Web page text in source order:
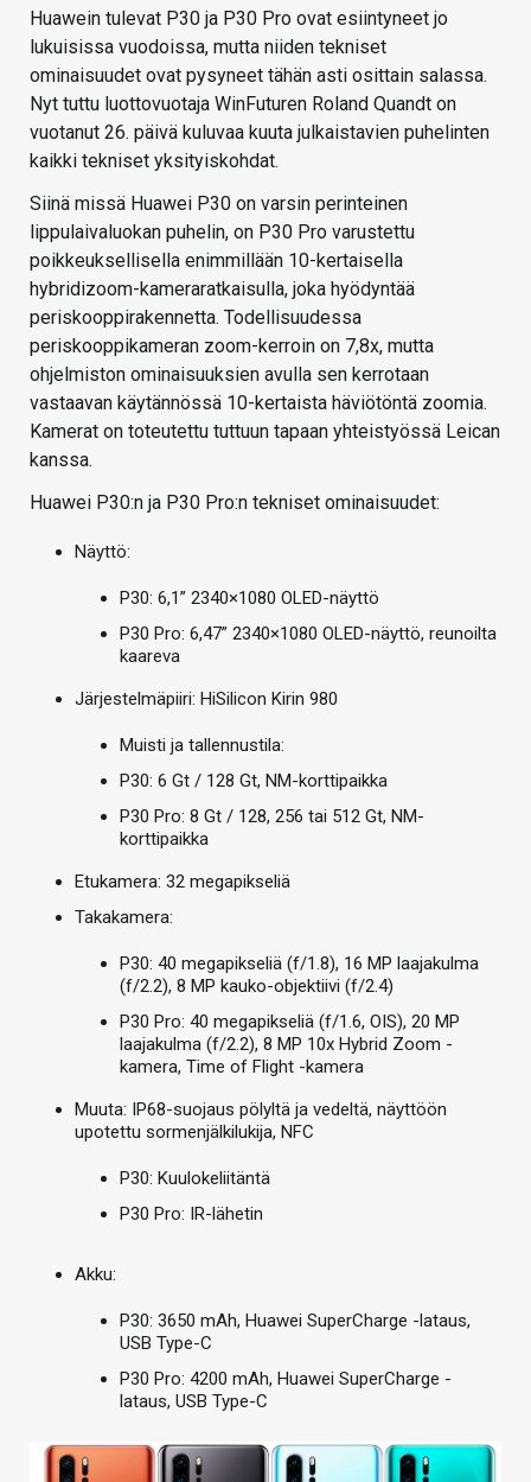
Huawein tulevat P30 ja P30 Pro ovat esiintyneet jo
lukuisissa vuodoissa, mutta niiden tekniset
ominaisuudet ovat pysyneet tähän asti osittain salassa.
Nyt tuttu luottovuotaja WinFuturen Roland Quandt on
vuotanut 26. päivä kuluvaa kuuta julkaistavien puhelinten
kaikki tekniset yksityiskohdat.
Siinä missä Huawei P30 on varsin perinteinen
lippulaivaluokan puhelin, on P30 Pro varustettu
poikkeuksellisella enimmillään 10-kertaisella
hybridizoom-kameraratkaisulla, joka hyödyntää
periskooppirakennetta. Todellisuudessa
periskooppikameran zoom-kerroin on 7,8x, mutta
ohjelmiston ominaisuuksien avulla sen kerrotaan
vastaavan käytännössä 10-kertaista häviötöntä zoomia.
Kamerat on toteutettu tuttuun tapaan yhteistyössä Leican
kanssa.
Huawei P30:n ja P30 Pro:n tekniset ominaisuudet:
Näyttö:
P30: 6,1” 2340×1080 OLED-näyttö
P30 Pro: 6,47” 2340×1080 OLED-näyttö, reunoilta
kaareva
Järjestelmäpiiri: HiSilicon Kirin 980
Muisti ja tallennustila:
P30: 6 Gt / 128 Gt, NM-korttipaikka
P30 Pro: 8 Gt / 128, 256 tai 512 Gt, NM-
korttipaikka
Etukamera: 32 megapikseliä
Takakamera:
P30: 40 megapikseliä (f/1.8), 16 MP laajakulma
(f/2.2), 8 MP kauko-objektiivi (f/2.4)
P30 Pro: 40 megapikseliä (f/1.6, OIS), 20 MP
laajakulma (f/2.2), 8 MP 10x Hybrid Zoom -
kamera, Time of Flight -kamera
Muuta: IP68-suojaus pölyltä ja vedeltä, näyttöön
upotettu sormenjälkilukija, NFC
P30: Kuulokeliitäntä
P30 Pro: IR-lähetin
Akku:
P30: 3650 mAh, Huawei SuperCharge -lataus,
USB Type-C
P30 Pro: 4200 mAh, Huawei SuperCharge -
lataus, USB Type-C